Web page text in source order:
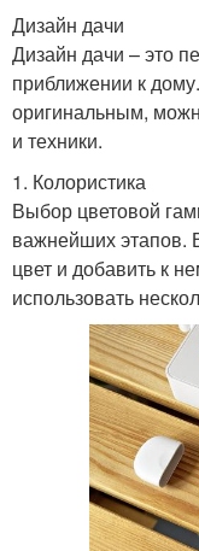
Дизайн дачи
Дизайн дачи – это
приближении к
оригинальным,
и техники.
1. Колористика
Выбор цветовой
важнейших этапов.
цвет и добавить к
использовать